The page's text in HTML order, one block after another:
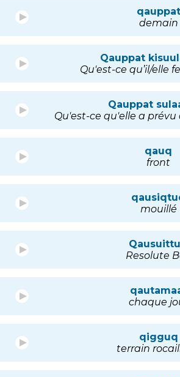
qauppat
demain
Qauppat
Qu'est-ce qu’il/elle
Qauppat
Qu'est-ce qu'elle a
qauq
front
mouillé
Resolute
chaque
qigguq
terrain